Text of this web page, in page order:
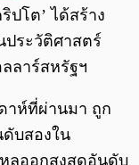
ปโต’ ได้สร้าง
ประวัติศาสตร์
ลาร์สหรัฐฯ
าห์ที่ผ่านมา ถูก
บสองใน
ลออกสูงสุดอันดับ